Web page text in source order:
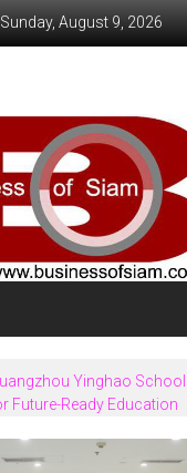
Sunday, August 9, 2026
Yinghao
Future-Ready Education